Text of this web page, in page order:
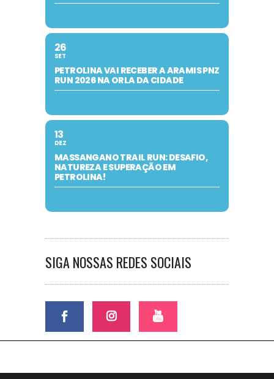
26
SET
PETROLINA VAI RECEBER A ARAMIS PNZ
RUN 2026 NA ORLA DA CIDADE
13
DEZ
MASSANGANO TRAIL RUN: DESAFIO,
NATUREZA E SUPERAÇÃO EM
PETROLINA!
SIGA NOSSAS REDES SOCIAIS